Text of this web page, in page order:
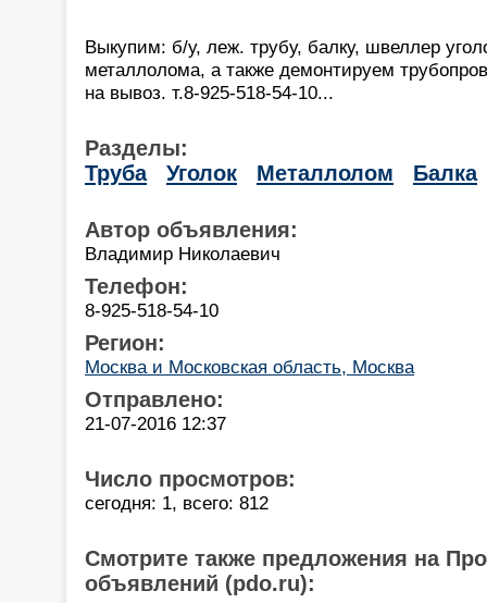
Выкупим: б/у, леж. трубу, балку, швеллер
металлолома, а также демонтируем
на вывоз. т.8-925-518-54-10...
Разделы:
Труба
Уголок Металлолом Балка
Автор объявления:
Владимир Николаевич
Телефон:
8-925-518-54-10
Регион:
Москва и Московская область, Москва
Отправлено:
21-07-2016 12:37
Число просмотров:
сегодня: 1, всего: 812
Смотрите также предложения на
объявлений (pdo.ru):